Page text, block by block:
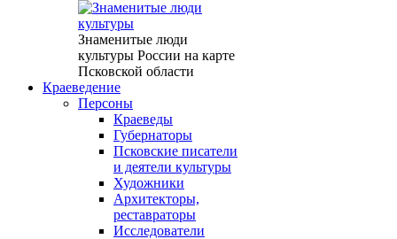
Знаменитые люди
культуры России на карте
Псковской области
Краеведение
Персоны
Краеведы
Губернаторы
Псковские писатели
и деятели культуры
Художники
Архитекторы,
реставраторы
Исследователи